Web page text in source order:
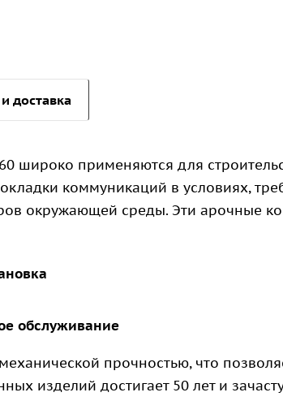
доставка
широко применяются для
коммуникаций в условиях,
окружающей среды. Эти арочные
обслуживание
прочностью, что
изделий достигает 50 лет и